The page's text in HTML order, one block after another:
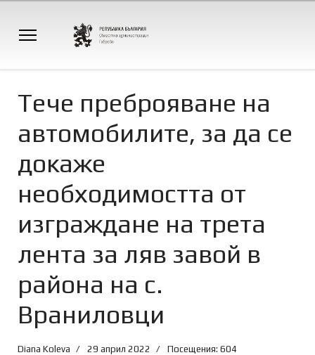
Тече преброяване на
автомобилите, за да се
докаже
необходимостта от
изграждане на трета
лента за ляв завой в
района на с.
Враниловци
Diana Koleva 29 април 2022 Посещения: 604